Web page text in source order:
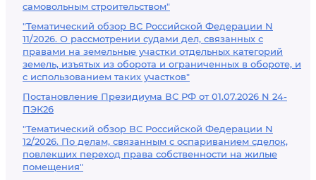
самовольным строительством"
"Тематический обзор ВС Российской Федерации N
11/2026. О рассмотрении судами дел, связанных с
правами на земельные участки отдельных категорий
земель, изъятых из оборота и ограниченных в обороте, и
с использованием таких участков"
Постановление Президиума ВС РФ от 01.07.2026 N 24-
ПЭК26
"Тематический обзор ВС Российской Федерации N
12/2026. По делам, связанным с оспариванием сделок,
повлекших переход права собственности на жилые
помещения"